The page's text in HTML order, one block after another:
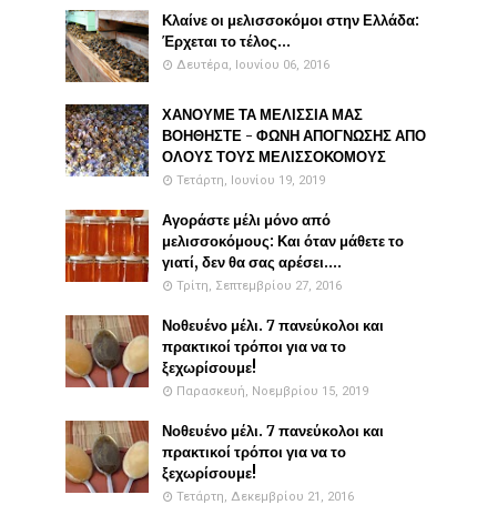
Κλαίνε οι μελισσοκόμοι στην Ελλάδα:
Έρχεται το τέλος...
Δευτέρα, Ιουνίου 06, 2016
ΧΑΝΟΥΜΕ ΤΑ ΜΕΛΙΣΣΙΑ ΜΑΣ
ΒΟΗΘΗΣΤΕ - ΦΩΝΗ ΑΠΟΓΝΩΣΗΣ ΑΠΟ
ΟΛΟΥΣ ΤΟΥΣ ΜΕΛΙΣΣΟΚΟΜΟΥΣ
Τετάρτη, Ιουνίου 19, 2019
Αγοράστε μέλι μόνο από
μελισσοκόμους: Και όταν μάθετε το
γιατί, δεν θα σας αρέσει....
Τρίτη, Σεπτεμβρίου 27, 2016
Νοθευένο μέλι. 7 πανεύκολοι και
πρακτικοί τρόποι για να το
ξεχωρίσουμε!
Παρασκευή, Νοεμβρίου 15, 2019
Νοθευένο μέλι. 7 πανεύκολοι και
πρακτικοί τρόποι για να το
ξεχωρίσουμε!
Τετάρτη, Δεκεμβρίου 21, 2016